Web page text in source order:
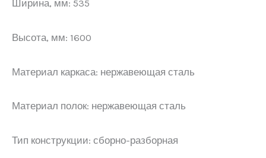
Ширина, мм: 535
Высота, мм: 1600
Материал каркаса: нержавеющая сталь
Материал полок: нержавеющая сталь
Тип конструкции: сборно-разборная